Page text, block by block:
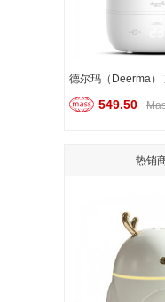
549.50
热销